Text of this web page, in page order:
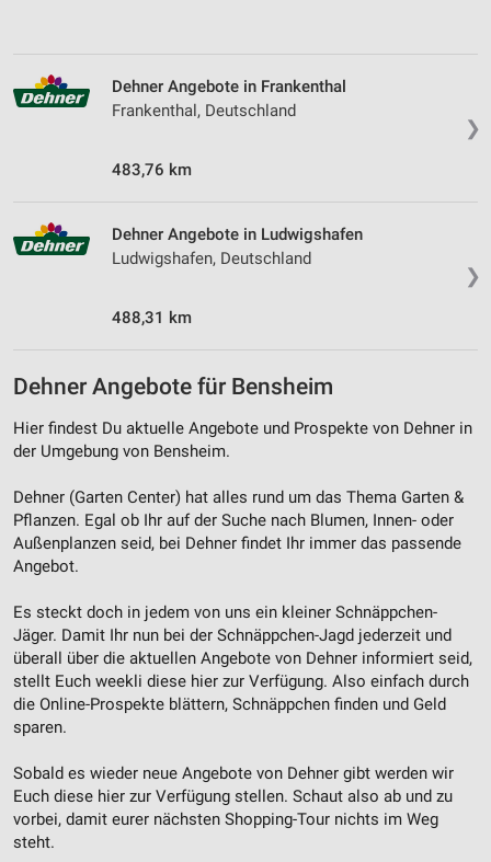
❯
Dehner Angebote in Frankenthal
Frankenthal, Deutschland
483,76 km
❯
Dehner Angebote in Ludwigshafen
Ludwigshafen, Deutschland
488,31 km
Dehner Angebote für Bensheim
Hier findest Du aktuelle Angebote und Prospekte von Dehner in
der Umgebung von Bensheim.
Dehner (Garten Center) hat alles rund um das Thema Garten &
Pflanzen. Egal ob Ihr auf der Suche nach Blumen, Innen- oder
Außenplanzen seid, bei Dehner findet Ihr immer das passende
Angebot.
Es steckt doch in jedem von uns ein kleiner Schnäppchen-
Jäger. Damit Ihr nun bei der Schnäppchen-Jagd jederzeit und
überall über die aktuellen Angebote von Dehner informiert seid,
stellt Euch weekli diese hier zur Verfügung. Also einfach durch
die Online-Prospekte blättern, Schnäppchen finden und Geld
sparen.
Sobald es wieder neue Angebote von Dehner gibt werden wir
Euch diese hier zur Verfügung stellen. Schaut also ab und zu
vorbei, damit eurer nächsten Shopping-Tour nichts im Weg
steht.
Erstellung von Profilen zur Personalisierung
von Inhalten
Messung der Performance von Inhalten
Kombinationen von Daten aus verschiedenen
Entwicklung und Verbesserung der Angebote
Verwendung reduzierter Daten zur Auswahl von
Inhalten
Verwendung genauer Standortdaten
Geräte anhand von aktiv angeforderten
Informationen identifizieren
Nicht-IAB-Verarbeitungszwecke:
Notwendig
Performance
Funktional
Werbung